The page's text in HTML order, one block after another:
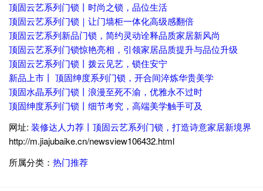
顶固云艺系列门锁丨时尚之锁，品位生活
顶固云艺系列门锁｜让门墙柜一体化高级感翻倍
顶固云艺系列新品门锁，简约灵动诠释品质家居新风尚
顶固云艺系列门锁惊艳亮相，引领家居品质提升与品位升级
顶固云艺系列门锁丨拨云见艺，锁住安宁
新品上市丨 顶固绅度系列门锁，开合间淬炼华贵美学
顶固水晶系列门锁丨浪漫至死不渝，优雅永不过时
顶固绅度系列门锁丨细节考究，高端美学触手可及
网址: 装修达人力荐丨顶固云艺系列门锁，打造诗意家居新境界
http://m.jiajubaike.cn/newsview106432.html
所属分类： 热门推荐